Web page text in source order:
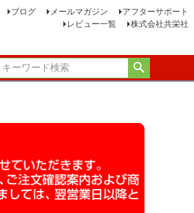
ブログ メールマガジン
アフターサポート
レビュー一覧
株式会社共栄社